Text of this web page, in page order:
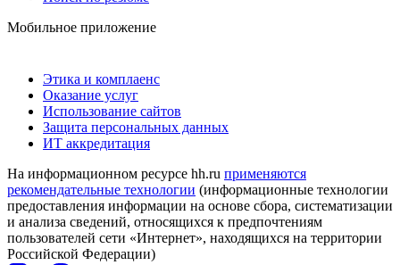
Мобильное приложение
Этика и комплаенс
Оказание услуг
Использование сайтов
Защита персональных данных
ИТ аккредитация
На информационном ресурсе hh.ru применяются
рекомендательные технологии (информационные технологии
предоставления информации на основе сбора, систематизации
и анализа сведений, относящихся к предпочтениям
пользователей сети «Интернет», находящихся на территории
Российской Федерации)